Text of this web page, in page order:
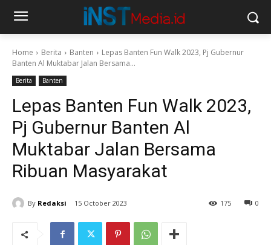
Home Berita Banten
Lepas Banten Fun Walk 2023, Pj Gubernur
Banten Al Muktabar Jalan Bersama...
Berita Banten
Lepas Banten Fun Walk 2023,
Pj Gubernur Banten Al
Muktabar Jalan Bersama
Ribuan Masyarakat
By Redaksi 15 October 2023 0
175